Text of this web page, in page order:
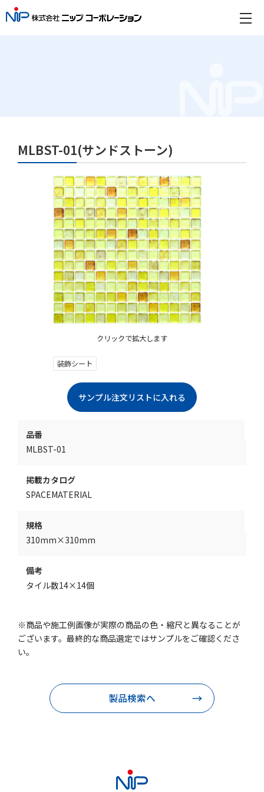
MLBST-01(サンドストーン)
クリックで拡大します
装飾シート
品番
MLBST-01
掲載カタログ
SPACEMATERIAL
規格
310mm×310mm
備考
タイル数14×14個
※商品や施工例画像が実際の商品の色・縮尺と異なることが
ございます。最終的な商品選定ではサンプルをご確認くださ
い。
製品検索へ